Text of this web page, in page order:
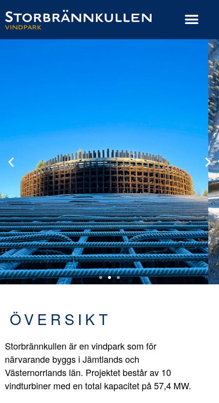
ÖVERSIKT
Storbrännkullen är en vindpark som för
närvarande byggs i Jämtlands och
Västernorrlands län. Projektet består av 10
vindturbiner med en total kapacitet på 57,4 MW.